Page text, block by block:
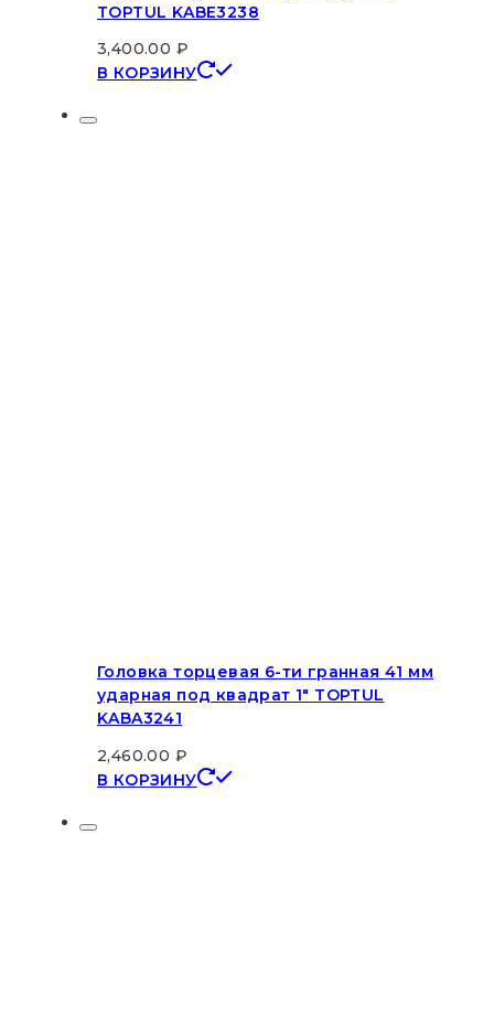
TOPTUL KABE3238
3,400.00 ₽
В КОРЗИНУ
Головка торцевая 6-ти гранная 41 мм
ударная под квадрат 1″ TOPTUL
KABA3241
2,460.00 ₽
В КОРЗИНУ